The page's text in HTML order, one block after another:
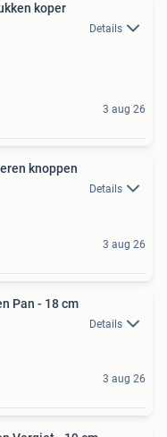
koper
Details
3 aug 26
knoppen
Details
3 aug 26
Pan - 18 cm
Details
3 aug 26